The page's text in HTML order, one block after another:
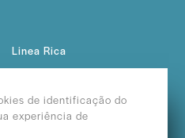
Linea Rica
Sobre Nós
de identificação do
experiência de